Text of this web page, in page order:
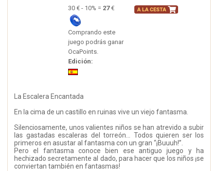
30 € - 10% = 27€
Comprando este
juego podrás ganar
OcaPoints.
Edición:
La Escalera Encantada
En la cima de un castillo en ruinas vive un viejo fantasma.
Silenciosamente, unos valientes niños se han atrevido a subir
las gastadas escaleras del torreón... Todos quieren ser los
primeros en asustar al fantasma con un gran “¡Buuuh!”.
Pero el fantasma conoce bien ese antiguo juego y ha
hechizado secretamente al dado, para hacer que los niños ¡se
conviertan también en fantasmas!